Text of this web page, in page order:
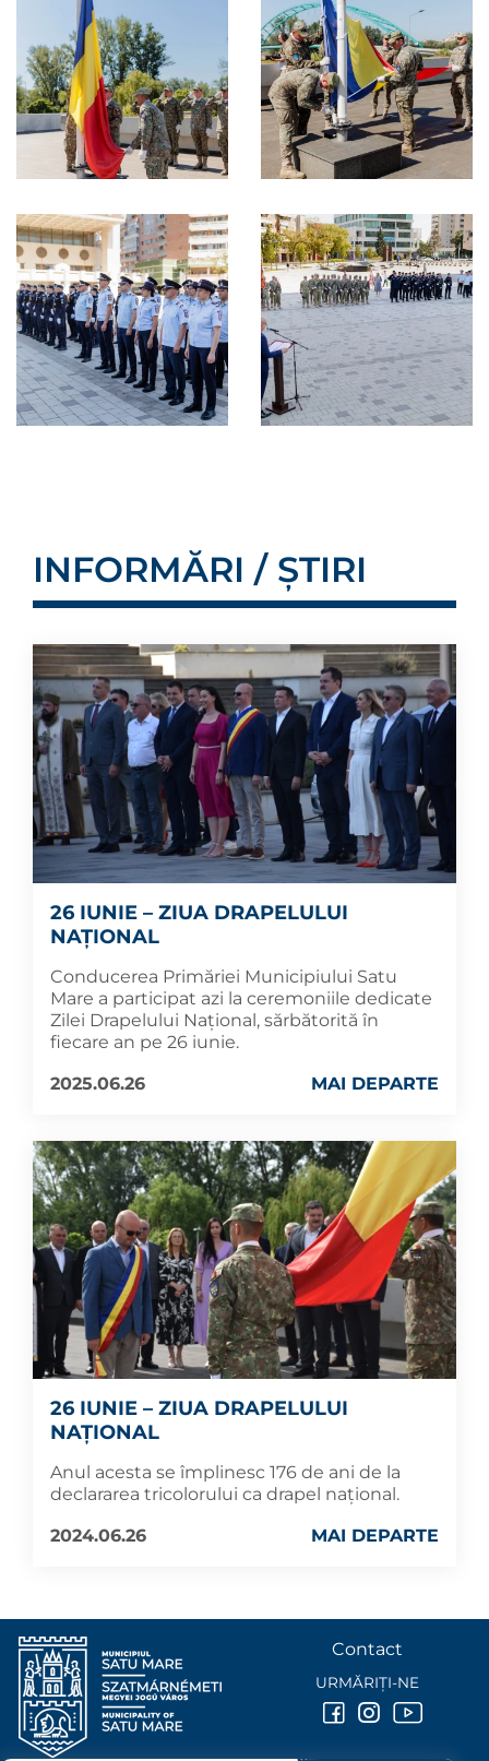
INFORMĂRI / ȘTIRI
26 IUNIE – ZIUA DRAPELULUI
NAȚIONAL
Conducerea Primăriei Municipiului Satu
Mare a participat azi la ceremoniile dedicate
Zilei Drapelului Național, sărbătorită în
fiecare an pe 26 iunie.
2025.06.26
MAI DEPARTE
26 IUNIE – ZIUA DRAPELULUI
NAȚIONAL
Anul acesta se împlinesc 176 de ani de la
declararea tricolorului ca drapel național.
2024.06.26
MAI DEPARTE
Contact
URMĂRIȚI-NE